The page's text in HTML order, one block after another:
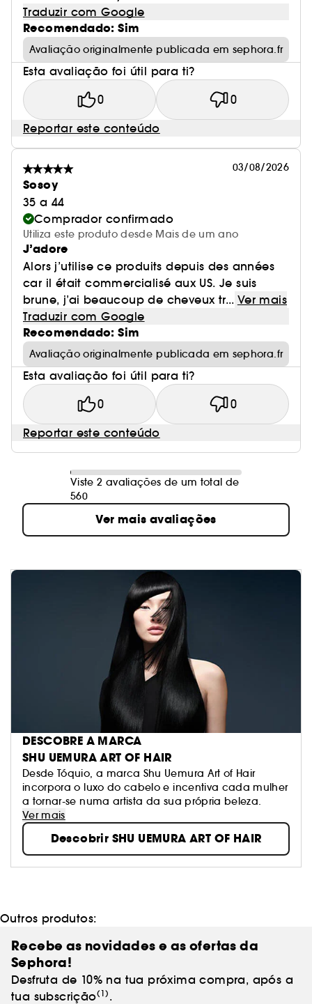
Traduzir com Google
Recomendado: Sim
Avaliação originalmente publicada em sephora.fr
Esta avaliação foi útil para ti?
0 0
Reportar este conteúdo
03/08/2026
Sosoy
35 a 44
Comprador confirmado
Utiliza este produto desde Mais de um ano
J’adore
Alors j’utilise ce produits depuis des années
car il était commercialisé aux US. Je suis
brune, j’ai beaucoup de cheveux tr... Ver mais
Traduzir com Google
Recomendado: Sim
Avaliação originalmente publicada em sephora.fr
Esta avaliação foi útil para ti?
0 0
Reportar este conteúdo
Viste 2 avaliações de um total de
560
Ver mais avaliações
DESCOBRE A MARCA
SHU UEMURA ART OF HAIR
Desde Tóquio, a marca Shu Uemura Art of Hair
incorpora o luxo do cabelo e incentiva cada mulher
a tornar-se numa artista da sua própria beleza.
Ver mais
Descobrir SHU UEMURA ART OF HAIR
Outros produtos:
Recebe as novidades e as ofertas da
Sephora!
Desfruta de 10% na tua próxima compra, após a
tua subscrição(1) .